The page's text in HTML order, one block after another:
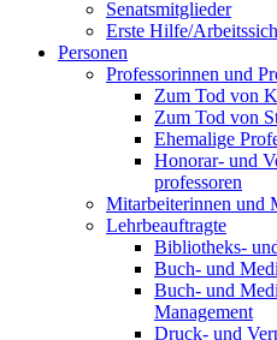
Senatsmitglieder
Erste Hilfe/
Personen
Professorinnen und
Zum Tod von
Zum Tod von
Ehemalige
Honorar- und
professoren
Mitarbeiterinnen und
Lehrbeauftragte
Bibliotheks-
Buch- und
Buch- und
Management
Druck- und